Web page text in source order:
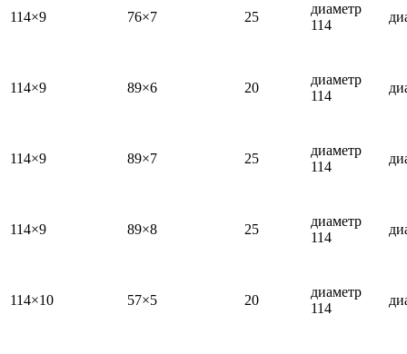
114×9 76×7 25
диаметр
114
114×9 89×6 20
диаметр
114
114×9 89×7 25
диаметр
114
114×9 89×8 25
диаметр
114
114×10 57×5 20
диаметр
114